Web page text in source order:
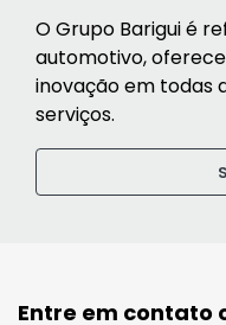
O Grupo Barigui é
automotivo,
inovação em todas
serviços.
Entre em contato